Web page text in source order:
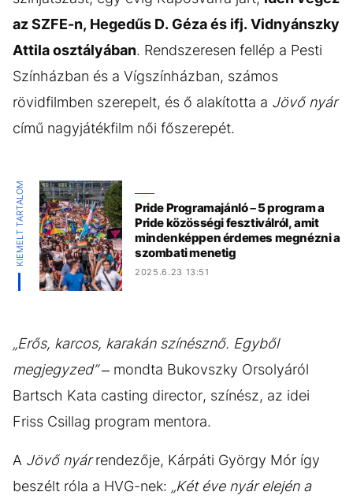
az SZFE-n, Hegedűs D. Géza és ifj. Vidnyánszky
Attila osztályában. Rendszeresen fellép a Pesti
Színházban és a Vígszínházban, számos
rövidfilmben szerepelt, és ő alakította a Jövő nyár
című nagyjátékfilm női főszerepét.
KIEMELT TARTALOM
Pride Programajánló – 5 program a
Pride közösségi fesztiválról, amit
mindenképpen érdemes megnézni a
szombati menetig
2025.6.23 13:51
„Erős, karcos, karakán színésznő. Egyből
megjegyzed”– mondta Bukovszky Orsolyáról
Bartsch Kata casting director, színész, az idei
Friss Csillag program mentora.
A Jövő nyárrendezője, Kárpáti György Mór így
beszélt róla a HVG-nek: „Két éve nyár elején a